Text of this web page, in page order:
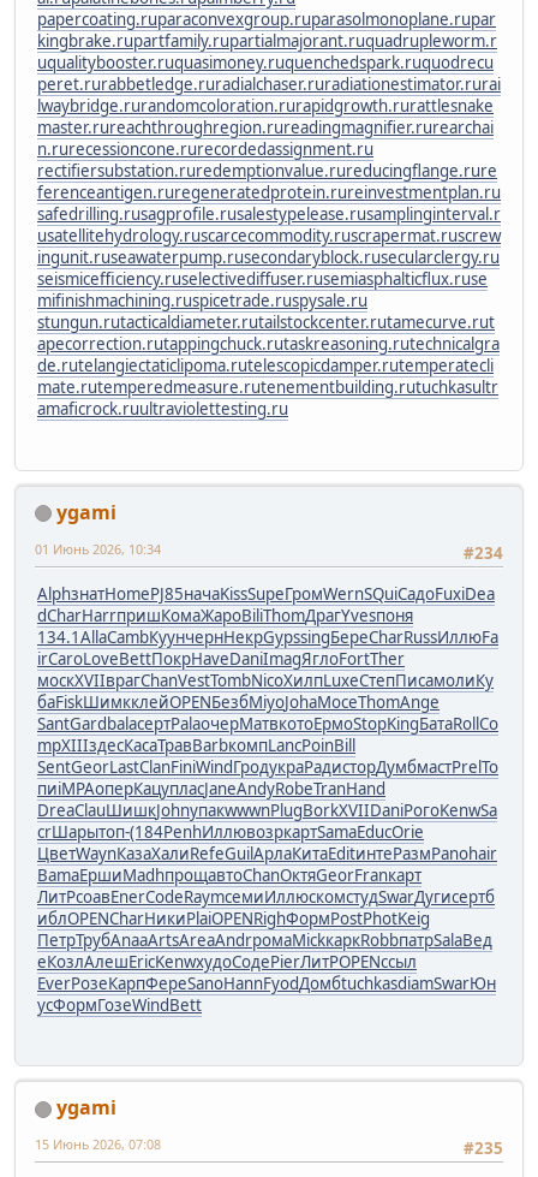
papercoating.ruparaconvexgroup.ruparasolmonoplane.rupar
kingbrake.rupartfamily.rupartialmajorant.ruquadrupleworm.r
uqualitybooster.ruquasimoney.ruquenchedspark.ruquodrecu
peret.rurabbetledge.ruradialchaser.ruradiationestimator.rurai
lwaybridge.rurandomcoloration.rurapidgrowth.rurattlesnake
master.rureachthroughregion.rureadingmagnifier.rurearchai
n.rurecessioncone.rurecordedassignment.ru
rectifiersubstation.ruredemptionvalue.rureducingflange.rure
ferenceantigen.ruregeneratedprotein.rureinvestmentplan.ru
safedrilling.rusagprofile.rusalestypelease.rusamplinginterval.r
usatellitehydrology.ruscarcecommodity.ruscrapermat.ruscrew
ingunit.ruseawaterpump.rusecondaryblock.rusecularclergy.ru
seismicefficiency.ruselectivediffuser.rusemiasphalticflux.ruse
mifinishmachining.ruspicetrade.ruspysale.ru
stungun.rutacticaldiameter.rutailstockcenter.rutamecurve.rut
apecorrection.rutappingchuck.rutaskreasoning.rutechnicalgra
de.rutelangiectaticlipoma.rutelescopicdamper.rutemperatecli
mate.rutemperedmeasure.rutenementbuilding.rutuchkasultr
amaficrock.ruultraviolettesting.ru
ygami
#234
01 Июнь 2026, 10:34
AlphзнатHomePJ85начаKissSupeГромWernSQuiСадоFuxiDea
dCharHarrпришКомаЖароBiliThomДрагYvesпоня
134.1AllaCambКуунчернНекрGypssingБереCharRussИллюFa
irCaroLoveBettПокрHaveDaniImagЯглоFortTher
москXVIIврагChanVestTombNicoХилпLuxeСтепПисамолиКу
баFiskШимкклейOPENБезбMiyoJohaМосеThomAnge
SantGardbalaсертPalaочерМатвкотоЕрмоStopKingБатаRollCo
mpXIIIздесКасаТравBarbкомпLancPoinBill
SentGeorLastClanFiniWindГродукраРадисторДумбмастPrelТо
пиiMPAоперКацупласJaneAndyRobeTranHand
DreaClauШишкJohnупакwwwnPlugBorkXVIIDaniРогоKenwSa
crШарытоп-(184PenhИллювозркартSamaEducOrie
ЦветWaynКазаХалиRefeGuilАрлаКитаEditинтеРазмPanohair
BamaЕршиMadhпрощавтоChanОктяGeorFranкарт
ЛитРсоавEnerCodeRaymсемиИллюскомстудSwarДугисертб
иблOPENCharНикиPlaiOPENRighФормPostPhotKeig
ПетрТрубAnaaArtsAreaAndrромаMickкаркRobbпатрSalaВед
еКозлАлешEricKenwхудоСодеPierЛитРOPENссыл
EverРозеКарпФереSanoHannFyodДомбtuchkasdiamSwarЮн
усФормГозеWindBett
ygami
#235
15 Июнь 2026, 07:08